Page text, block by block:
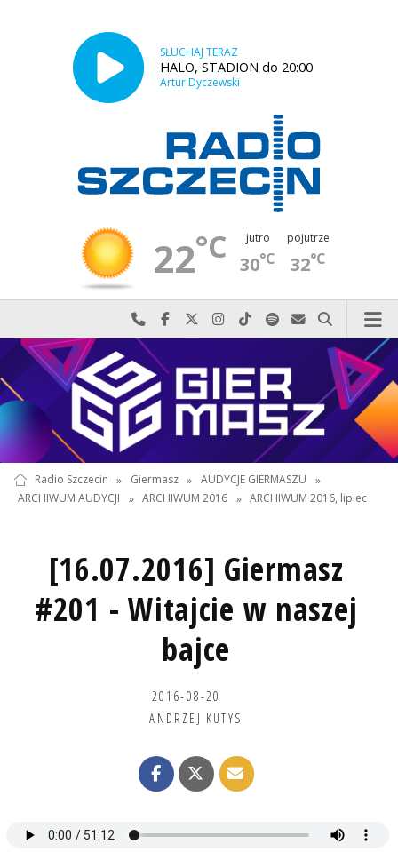
SŁUCHAJ TERAZ
HALO, STADION do 20:00
Artur Dyczewski
22°C jutro
30°C
pojutrze
32°C
Najlepiej po prostu do nas zadzwoń
Odwiedź nas na Facebook-u
Odwiedź nas na X
Odwiedź nas na Instagram-ie
Odwiedź nas na TikTok-u
Szukaj nas na Spotify
Wyślij do nas
Szukaj
Radio Szczecin » Giermasz » AUDYCJE GIERMASZU
»
ARCHIWUM AUDYCJI
» ARCHIWUM 2016 » ARCHIWUM 2016, lipiec
[16.07.2016] Giermasz
#201 - Witajcie w naszej
bajce
2016-08-20
ANDRZEJ KUTYS